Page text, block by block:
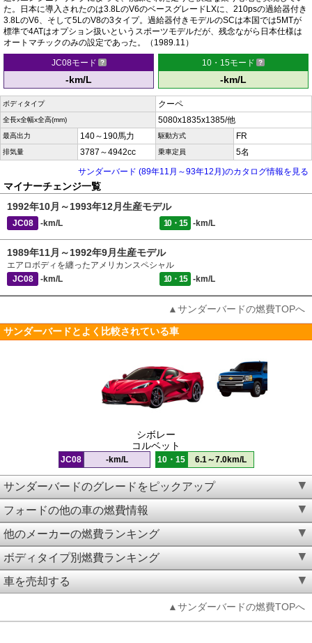
た。日本に導入されたのは3.8LのV6のベースグレードLXに、210psの過給器付き
3.8LのV6、そして5LのV8の3タイプ。過給器付きモデルのSCは本国では5MTが
標準で4ATはオプション扱いというスポーツモデルだが、残念ながら日本仕様は
オートマチックのみの設定であった。（1989.11）
JC08モード
-km/L
10・15モード
-km/L
ボディタイプ クーペ
全長x全幅x全高(mm) 5080x1835x1385/他
最高出力 140～190馬力 駆動方式 FR
排気量 3787～4942cc 乗車定員
5名
サンダーバード (89年11月～93年12月)のカタログ情報を見る
マイナーチェンジ一覧
1992年10月～1993年12月生産モデル
JC08 -km/L 10・15 -km/L
1989年11月～1992年9月生産モデル
エアロボディを纏ったアメリカンスペシャル
JC08
-km/L 10・15 -km/L
▲サンダーバードの燃費TOPへ
サンダーバードとよく比較されている車
シボレー
コルベット
JC08 -km/L 10・15 6.1～7.0km/L
サンダーバードのグレードをピックアップ
フォードの他の車の燃費情報
他のメーカーの燃費ランキング
ボディタイプ別燃費ランキング
車を売却する
▲サンダーバードの燃費TOPへ